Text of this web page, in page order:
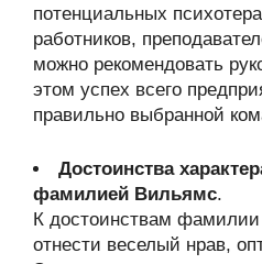
потенциальных
работников,
можно рекомендовать
этом успех всего
правильно выбранной
Достоинства
фамилией Вильямс.
К достоинствам
отнести веселый нрав,